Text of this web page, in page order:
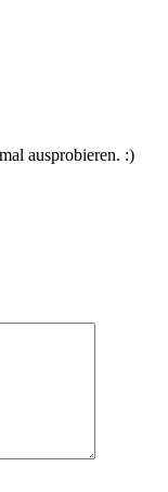
ausprobieren. :)